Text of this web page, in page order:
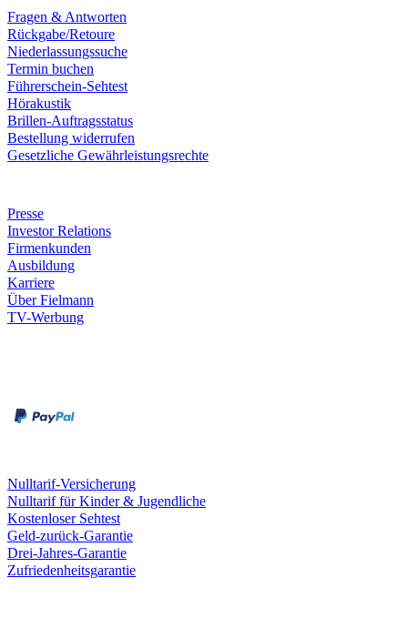
Fragen & Antworten
Rückgabe/Retoure
Niederlassungssuche
Termin buchen
Führerschein-Sehtest
Hörakustik
Brillen-Auftragsstatus
Bestellung widerrufen
Gesetzliche Gewährleistungsrechte
Presse
Investor Relations
Firmenkunden
Ausbildung
Karriere
Über Fielmann
TV-Werbung
Nulltarif-Versicherung
Nulltarif für Kinder & Jugendliche
Kostenloser Sehtest
Geld-zurück-Garantie
Drei-Jahres-Garantie
Zufriedenheitsgarantie